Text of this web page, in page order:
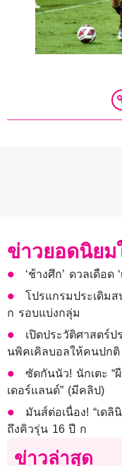
ข่าวยอดนิย
‘ช้างศึก’ ดวลเดือด
โปรแกรมประเดิม
ก รอบแบ่งกลุ่ม
เปิดประวัติศาสตร์
นพิคเคิลบอลให้คนปก
ซัดกันนัว! นักเตะ “
เดอร์แลนด์” (มีคลิป)
มันส์ต่อเนื่อง! “เด
ถึงคิวรุ่น 16 ปี ก
ข่าวล่าสุด